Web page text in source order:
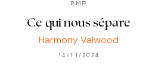
BMR
Ce qui nous sépare
Harmony Valwood
14/11/2024